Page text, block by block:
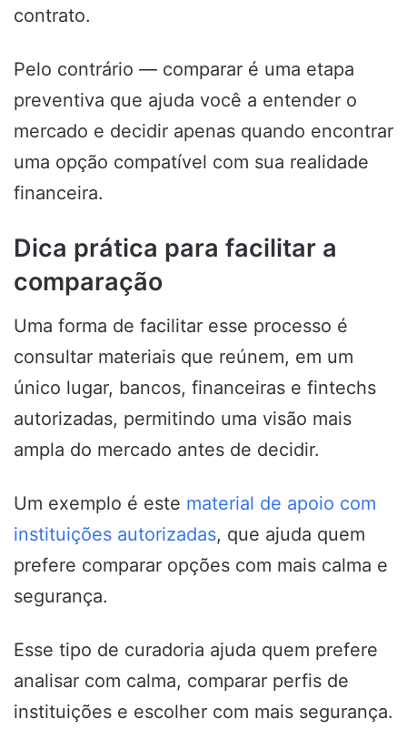
contrato.
Pelo contrário — comparar é uma etapa
preventiva que ajuda você a entender o
mercado e decidir apenas quando encontrar
uma opção compatível com sua realidade
financeira.
Dica prática para facilitar a
comparação
Uma forma de facilitar esse processo é
consultar materiais que reúnem, em um
único lugar, bancos, financeiras e fintechs
autorizadas, permitindo uma visão mais
ampla do mercado antes de decidir.
Um exemplo é este material de apoio com
instituições autorizadas, que ajuda quem
prefere comparar opções com mais calma e
segurança.
Esse tipo de curadoria ajuda quem prefere
analisar com calma, comparar perfis de
instituições e escolher com mais segurança.